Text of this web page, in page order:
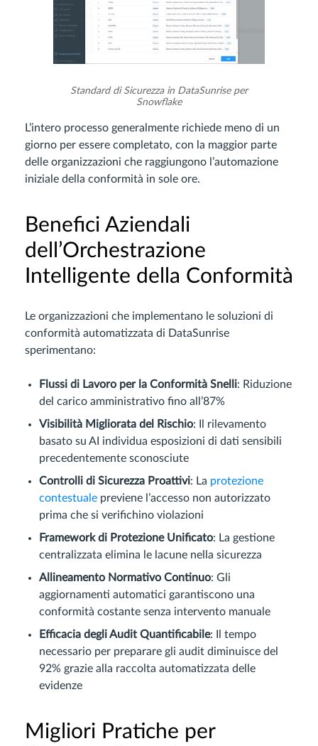
Standard di Sicurezza in DataSunrise per
Snowflake
L’intero processo generalmente richiede meno di un
giorno per essere completato, con la maggior parte
delle organizzazioni che raggiungono l’automazione
iniziale della conformità in sole ore.
Benefici Aziendali
dell’Orchestrazione
Intelligente della Conformità
Le organizzazioni che implementano le soluzioni di
conformità automatizzata di DataSunrise
sperimentano:
Flussi di Lavoro per la Conformità Snelli: Riduzione
del carico amministrativo fino all’87%
Visibilità Migliorata del Rischio: Il rilevamento
basato su AI individua esposizioni di dati sensibili
precedentemente sconosciute
Controlli di Sicurezza Proattivi: La protezione
contestuale previene l’accesso non autorizzato
prima che si verifichino violazioni
Framework di Protezione Unificato: La gestione
centralizzata elimina le lacune nella sicurezza
Allineamento Normativo Continuo: Gli
aggiornamenti automatici garantiscono una
conformità costante senza intervento manuale
Efficacia degli Audit Quantificabile: Il tempo
necessario per preparare gli audit diminuisce del
92% grazie alla raccolta automatizzata delle
evidenze
Migliori Pratiche per